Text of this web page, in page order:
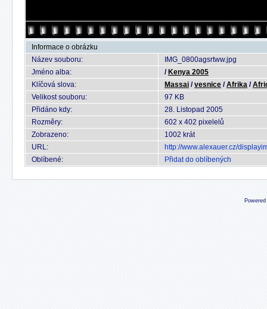
Informace o obrázku
Název souboru:
IMG_0800agsrtww.jpg
Jméno alba:
/ Kenya 2005
Klíčová slova:
Massai /vesnice /Afrika /
Velikost souboru:
97 KB
Přidáno kdy:
28. Listopad 2005
Rozměry:
602 x 402 pixelelů
Zobrazeno:
1002 krát
URL:
http://www.alexauer.cz/
Oblíbené:
Přidat do oblíbených